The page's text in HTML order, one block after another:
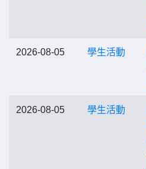
2026-08-05 學生活動
2026-08-05 學生活動